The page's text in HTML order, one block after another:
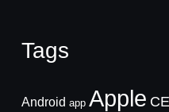
Tags
Android app Apple